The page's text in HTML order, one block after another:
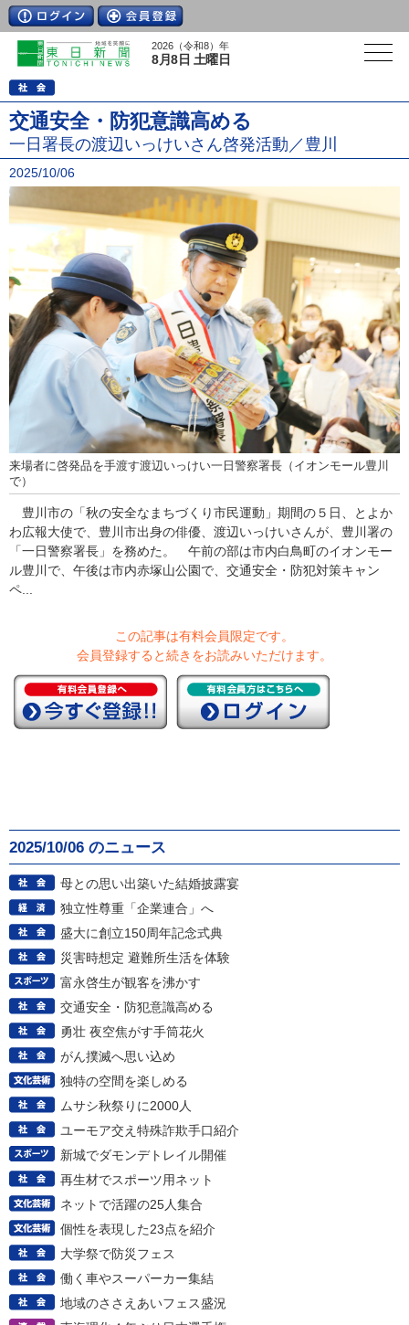
2026（令和8）年
8月8日 土曜日
交通安全・防犯意識高める
一日署長の渡辺いっけいさん啓発活動／豊川
2025/10/06
来場者に啓発品を手渡す渡辺いっけい一日警察署長（イオンモール豊川
で）
豊川市の「秋の安全なまちづくり市民運動」期間の５日、とよか
わ広報大使で、豊川市出身の俳優、渡辺いっけいさんが、豊川署の
「一日警察署長」を務めた。 午前の部は市内白鳥町のイオンモー
ル豊川で、午後は市内赤塚山公園で、交通安全・防犯対策キャン
ペ...
この記事は有料会員限定です。
会員登録すると続きをお読みいただけます。
2025/10/06 のニュース
母との思い出築いた結婚披露宴
独立性尊重「企業連合」へ
盛大に創立150周年記念式典
災害時想定 避難所生活を体験
富永啓生が観客を沸かす
交通安全・防犯意識高める
勇壮 夜空焦がす手筒花火
がん撲滅へ思い込め
独特の空間を楽しめる
ムサシ秋祭りに2000人
ユーモア交え特殊詐欺手口紹介
新城でダモンデトレイル開催
再生材でスポーツ用ネット
ネットで活躍の25人集合
個性を表現した23点を紹介
大学祭で防災フェス
働く車やスーパーカー集結
地域のささえあいフェス盛況